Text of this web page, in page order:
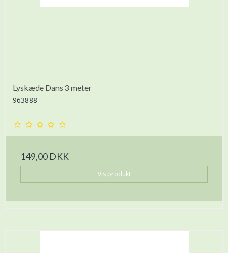
Lyskæde Dans 3 meter
963888
149,00 DKK
Vis produkt